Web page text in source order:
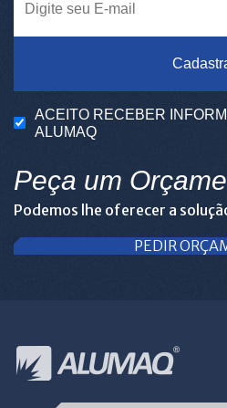
ACEITO RECEBER
ALUMAQ
Peça um
Podemos lhe oferecer a
PEDIR